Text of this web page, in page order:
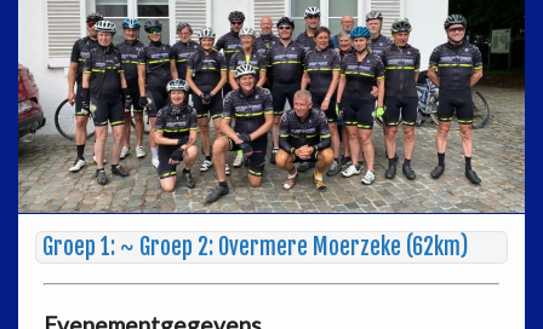
Groep 1: ~ Groep 2: Overmere Moerzeke (62km)